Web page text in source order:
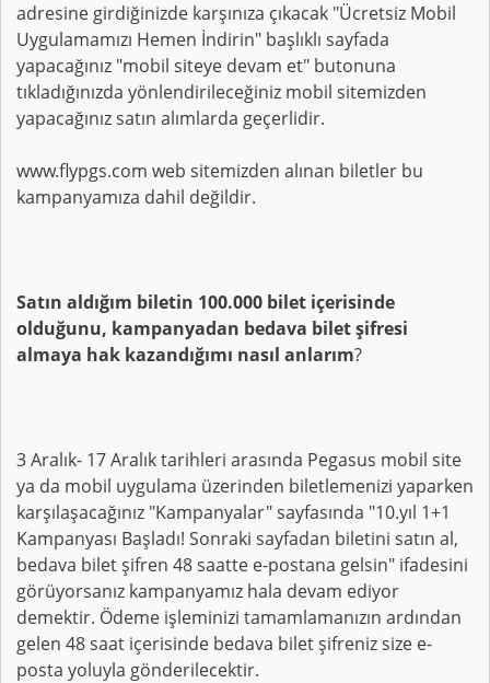
adresine girdiğinizde karşınıza çıkacak "Ücretsiz Mobil
Uygulamamızı Hemen İndirin" başlıklı sayfada
yapacağınız "mobil siteye devam et" butonuna
tıkladığınızda yönlendirileceğiniz mobil sitemizden
yapacağınız satın alımlarda geçerlidir.
www.flypgs.com web sitemizden alınan biletler bu
kampanyamıza dahil değildir.
Satın aldığım biletin 100.000 bilet içerisinde
olduğunu, kampanyadan bedava bilet şifresi
almaya hak kazandığımı nasıl anlarım?
3 Aralık- 17 Aralık tarihleri arasında Pegasus mobil site
ya da mobil uygulama üzerinden biletlemenizi yaparken
karşılaşacağınız "Kampanyalar" sayfasında "10.yıl 1+1
Kampanyası Başladı! Sonraki sayfadan biletini satın al,
bedava bilet şifren 48 saatte e-postana gelsin" ifadesini
görüyorsanız kampanyamız hala devam ediyor
demektir. Ödeme işleminizi tamamlamanızın ardından
gelen 48 saat içerisinde bedava bilet şifreniz size e-
posta yoluyla gönderilecektir.